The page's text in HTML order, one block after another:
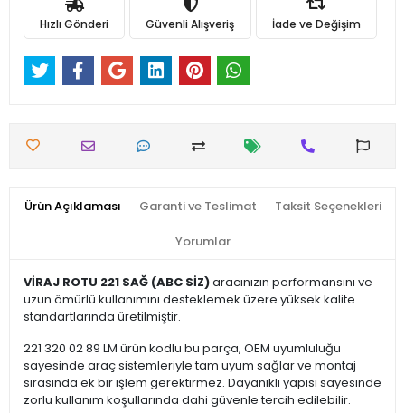
Hızlı Gönderi Güvenli Alışveriş İade ve Değişim
Ürün Açıklaması Garanti ve Teslimat Taksit Seçenekleri
Yorumlar
VİRAJ ROTU 221 SAĞ (ABC SİZ)aracınızın performansını ve
uzun ömürlü kullanımını desteklemek üzere yüksek kalite
standartlarında üretilmiştir.
221 320 02 89 LM ürün kodlu bu parça, OEM uyumluluğu
sayesinde araç sistemleriyle tam uyum sağlar ve montaj
sırasında ek bir işlem gerektirmez. Dayanıklı yapısı sayesinde
zorlu kullanım koşullarında dahi güvenle tercih edilebilir.